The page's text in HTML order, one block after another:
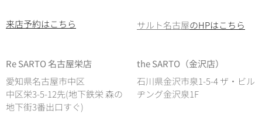
来店予約はこちら サルト名古屋のHPはこちら
Re SARTO 名古屋栄店
愛知県名古屋市中区
中区栄3-5-12先(地下鉄栄 森の
地下街3番出口すぐ)
the SARTO（金沢店）
石川県金沢市泉1-5-4 ザ・ビル
ヂング金沢泉1F